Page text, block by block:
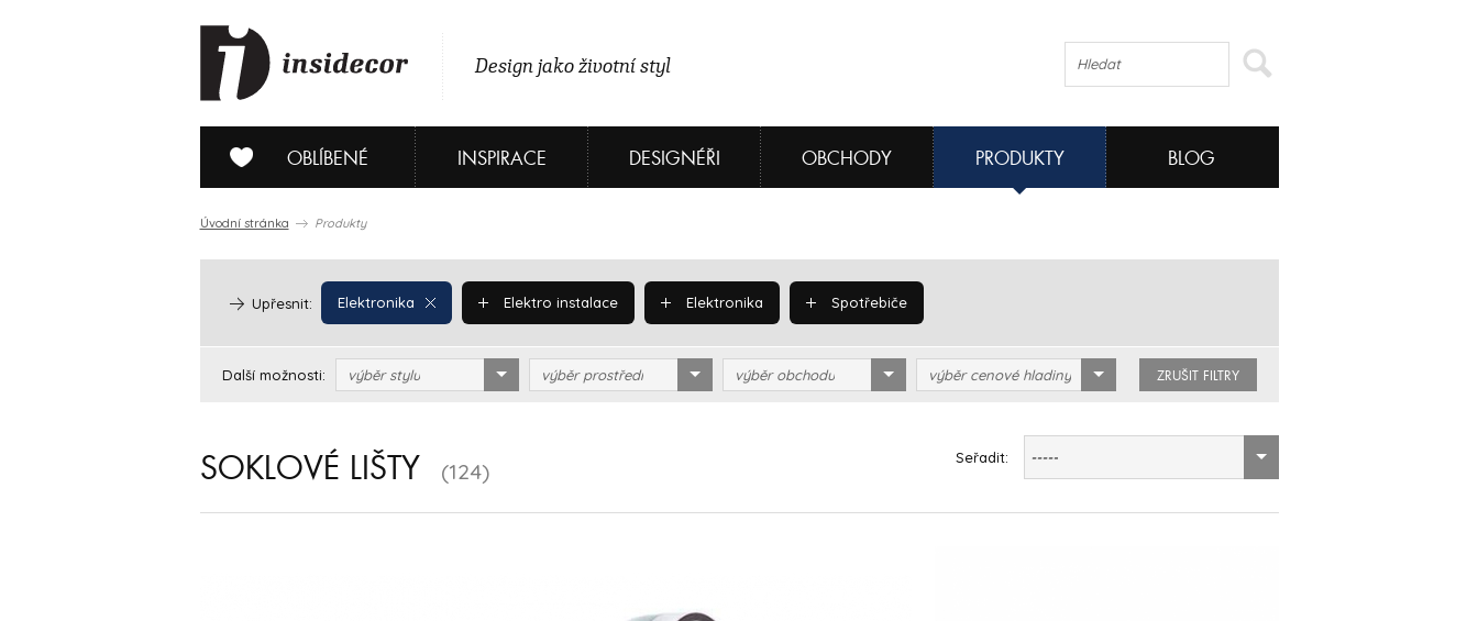
Design jako životní styl
OBLÍBENÉ INSPIRACE DESIGNÉŘI OBCHODY PRODUKTY BLOG
Úvodní stránka Produkty
Elektronika
Upřesnit: Elektro instalace Elektronika Spotřebiče
Další možnosti: výběr stylu výběr prostředí výběr obchodu výběr cenové hladiny ZRUŠIT FILTRY
SOKLOVÉ LIŠTY (124) Seřadit: -----